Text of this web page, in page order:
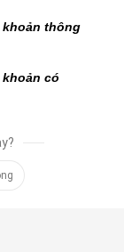
khoản thông
khoản có